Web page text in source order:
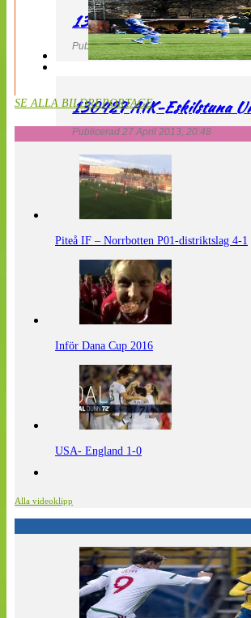
130427 LdB FC Malmö –
Publicerad 27 April 2013, 20:54
130427 AIK-Eskilstuna
Publicerad 27 April 2013, 20:48
SE ALLA BILDREPORTAGE
Piteå IF – Norrbotten P01-distriktslag 4-1
Inför Dana Cup 2016
USA- England 1-0
Alla videoklipp